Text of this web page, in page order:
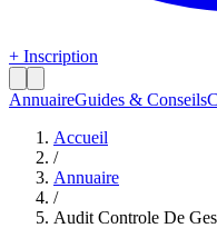
+ Inscription
AnnuaireGuides & Conseils
Accueil
/
Annuaire
/
Audit Controle De